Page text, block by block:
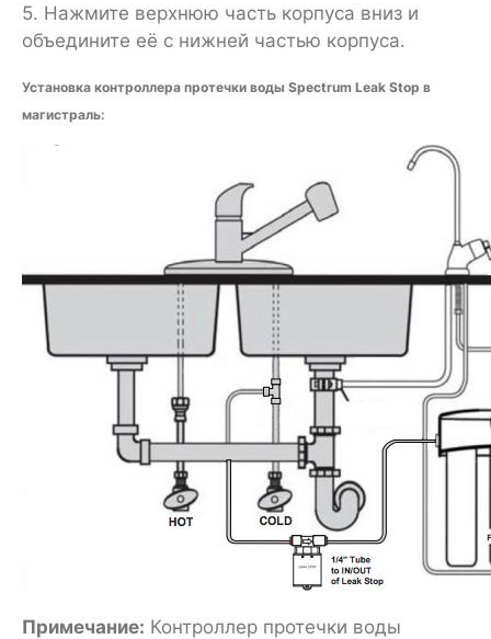
5. Нажмите верхнюю часть корпуса вниз и
объедините её с нижней частью корпуса.
Установка контроллера протечки воды Spectrum Leak Stop в
магистраль:
Примечание: Контроллер протечки воды